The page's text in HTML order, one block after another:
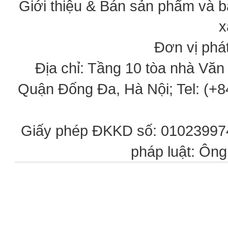
Giới thiệu & Bán sản phẩm và
Đơn vị
Địa chỉ: Tầng 10 tòa nhà
Quận Đống Đa, Hà Nội; Tel:
Giấy phép ĐKKD số:
pháp luật: